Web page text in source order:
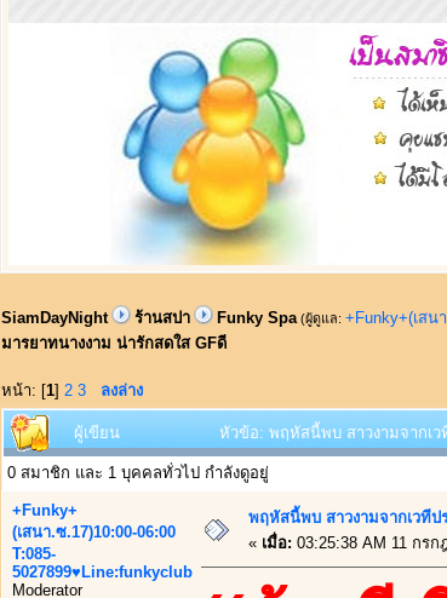
SiamDayNight ร้านสปา Funky Spa (ผู้ดูแล: +Funky+(เสน
มารยาทนางงาม น่ารักสดใส GFดี
หน้า: [1] 2 3 ลงล่าง
ผู้เขียน หัวข้อ: พฤหัสนี้พบ สาวงามจากเว
0 สมาชิก และ 1 บุคคลทั่วไป กำลังดูอยู่
+Funky+
(เสนา.ซ.17)10:00-06:00
T:085-
5027899♥Line:funkyclub
Moderator
พฤหัสนี้พบ สาวงามจากเวทีป
« เมื่อ: 03:25:38 AM 11 กร